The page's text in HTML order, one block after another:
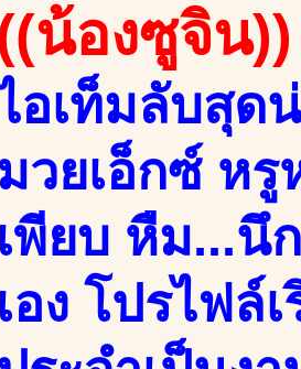
น้องซูจิน))
อเท็มลับสุด
วยเอ็กซ์ ห
เพียบ หืม...นึ
เอง โปรไฟล์